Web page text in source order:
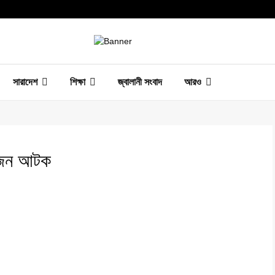
সারাদেশ শিক্ষা জ্বালানী সংবাদ আরও
জন আটক